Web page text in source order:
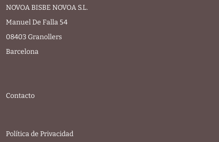
NOVOA BISBE NOVOA S.L.
Manuel De Falla 54
08403 Granollers
Barcelona
Contacto
Política de Privacidad